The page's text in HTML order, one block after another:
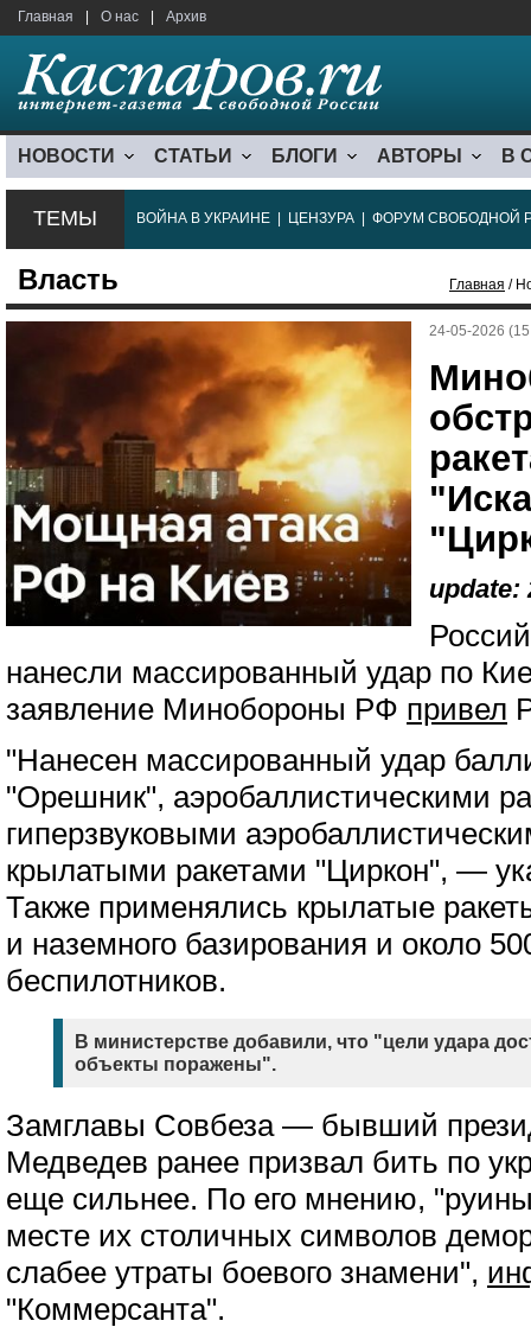
Главная О нас Архив
НОВОСТИ СТАТЬИ БЛОГИ АВТОРЫ В
ТЕМЫ ВОЙНА В УКРАИНЕ ЦЕНЗУРА ФОРУМ СВОБОДНОЙ
Власть Главная /
24-05-2026
update:
нанесли массированный удар по
заявление Минобороны РФ привел
"Нанесен массированный удар
"Орешник", аэробаллистическими
гиперзвуковыми
крылатыми ракетами "Циркон", —
Также применялись крылатые
и наземного базирования и около
беспилотников.
В министерстве добавили, что "цели удара
объекты поражены".
Замглавы Совбеза — бывший
Медведев ранее призвал бить по
еще сильнее. По его мнению,
месте их столичных символов
слабее утраты боевого знамени",
"Коммерсанта".